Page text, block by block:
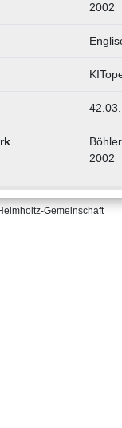
2002
2002
Gemeinschaft